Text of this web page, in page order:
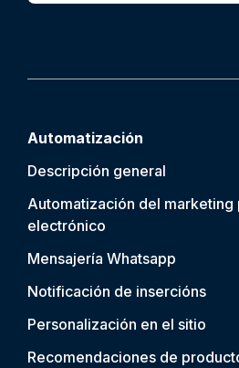
Automatización
Descripción general
Automatización del marketing
electrónico
Mensajería Whatsapp
Notificación de insercións
Personalización en el sitio
Recomendaciones de